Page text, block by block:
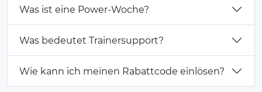
Was ist eine Power-Woche?
Was bedeutet Trainersupport?
Wie kann ich meinen Rabattcode einlösen?